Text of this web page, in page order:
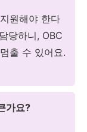
원해야 한다
당하니, OBC
출 수 있어요.
가요?